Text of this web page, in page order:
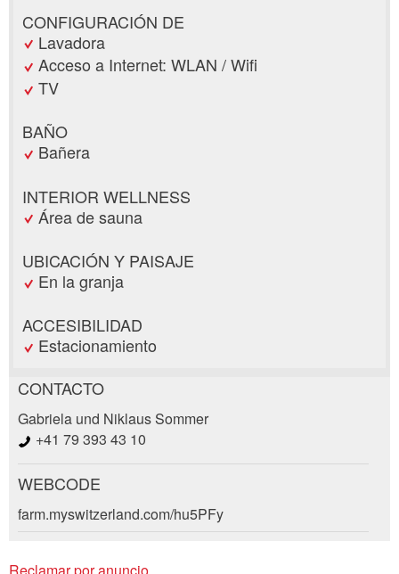
CONFIGURACIÓN DE
Lavadora
Acceso a Internet: WLAN / Wifi
TV
BAÑO
Bañera
INTERIOR WELLNESS
Área de sauna
UBICACIÓN Y PAISAJE
En la granja
ACCESIBILIDAD
Estacionamiento
Reclamar por anuncio
Comentarios generales
Recomiende este anuncio a sus amigos.
CONTACTO
Gabriela und Niklaus Sommer
+41 79 393 43 10
Solicitud de reserva
Llegada *
WEBCODE
farm.myswitzerland.com/hu5PFy
Reclamar por anuncio